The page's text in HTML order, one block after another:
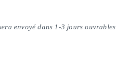
envoyé dans 1-3 jours ouvrables